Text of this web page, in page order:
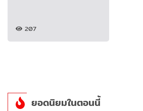
207
ยอดนิยมในตอนนี้